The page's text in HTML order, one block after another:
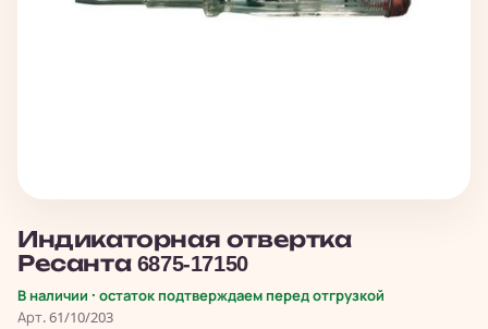
Индикаторная отвертка
Ресанта 6875-17150
В наличии · остаток подтверждаем перед отгрузкой
Арт. 61/10/203